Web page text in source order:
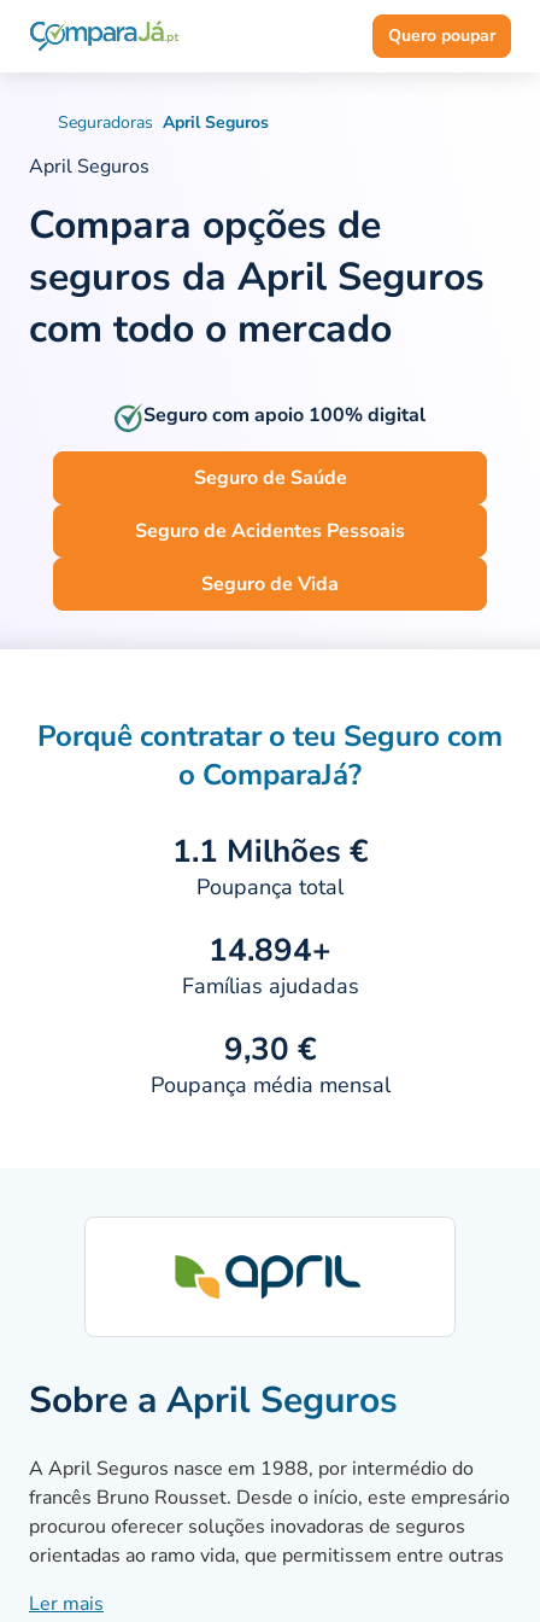
Quero poupar
Seguradoras April Seguros
April Seguros
Compara opções de
seguros da April Seguros
com todo o mercado
Seguro com apoio 100% digital
Seguro de Saúde
Seguro de Acidentes Pessoais
Seguro de Vida
Porquê contratar o teu Seguro com
o ComparaJá?
1.1 Milhões €
Poupança total
14.894+
Famílias ajudadas
9,30 €
Poupança média mensal
Sobre a April Seguros
A April Seguros nasce em 1988, por intermédio do
francês Bruno Rousset. Desde o início, este empresário
procurou oferecer soluções inovadoras de seguros
orientadas ao ramo vida, que permitissem entre outras
horas.
Ler mais